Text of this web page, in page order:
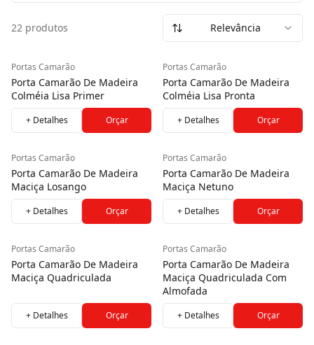
Versátil e funcional, é perfeita para otimizar espaços sem
comprometer a estética do ambiente. Seu sistema
articulado proporciona praticidade na abertura, tornando-
se uma excelente escolha para ambientes compactos,
modernos e com propostas arquitetônicas inteligentes.
22 produtos Relevância
Portas Camarão
Porta Camarão De Madeira
Colméia Lisa Primer
+ Detalhes Orçar
Portas Camarão
Porta Camarão De Madeira
Colméia Lisa Pronta
+ Detalhes Orçar
Portas Camarão
Porta Camarão De Madeira
Maciça Losango
+ Detalhes Orçar
Portas Camarão
Porta Camarão De Madeira
Maciça Netuno
+ Detalhes Orçar
Portas Camarão
Porta Camarão De Madeira
Maciça Quadriculada
+ Detalhes Orçar
Portas Camarão
Porta Camarão De Madeira
Maciça Quadriculada Com
Almofada
+ Detalhes Orçar